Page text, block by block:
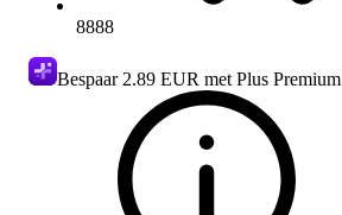
8888
Bespaar 2.89 EUR met Plus Premium